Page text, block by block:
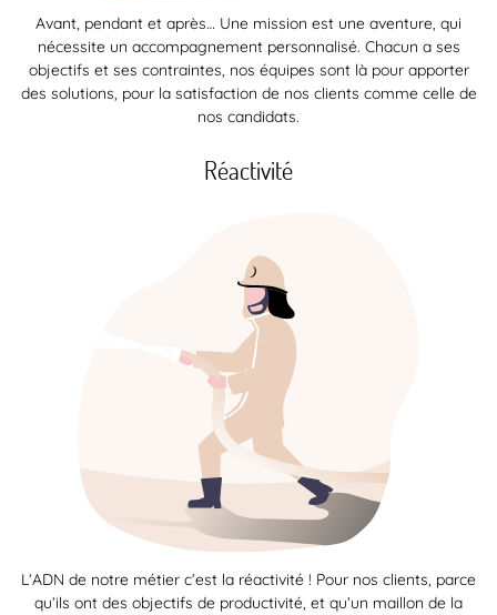
Avant, pendant et après… Une mission est une aventure, qui
nécessite un accompagnement personnalisé. Chacun a ses
objectifs et ses contraintes, nos équipes sont là pour apporter
des solutions, pour la satisfaction de nos clients comme celle de
nos candidats.
Réactivité
L’ADN de notre métier c’est la réactivité ! Pour nos clients, parce
qu’ils ont des objectifs de productivité, et qu’un maillon de la